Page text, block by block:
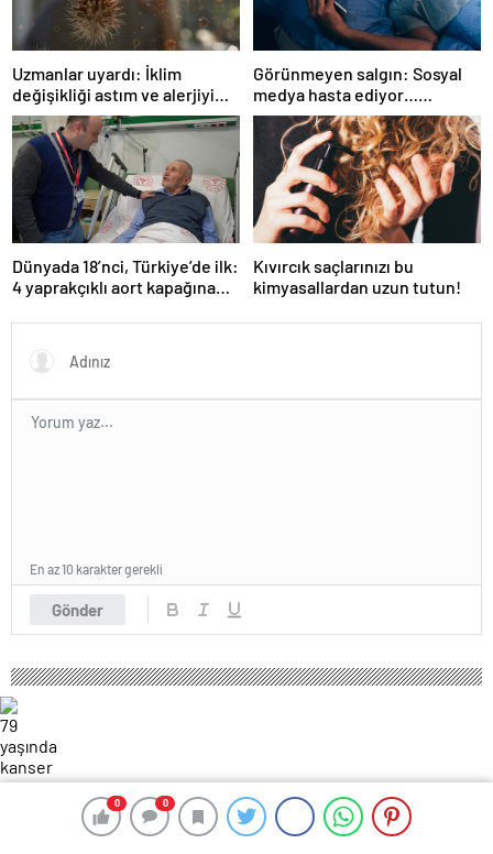
0 0
Uzmanlar uyardı: İklim
değişikliği astım ve alerjiyi
tetikliyor
Görünmeyen salgın: Sosyal
medya hasta ediyor…
Fiziksel, duygusal, zihinsel
etkilerine inanamayacaksınız
Dünyada 18’nci, Türkiye’de ilk:
4 yaprakçıklı aort kapağına
Kıvırcık saçlarınızı bu
kimyasallardan uzun tutun!
Gönder
En az 10 karakter gerekli
0 0